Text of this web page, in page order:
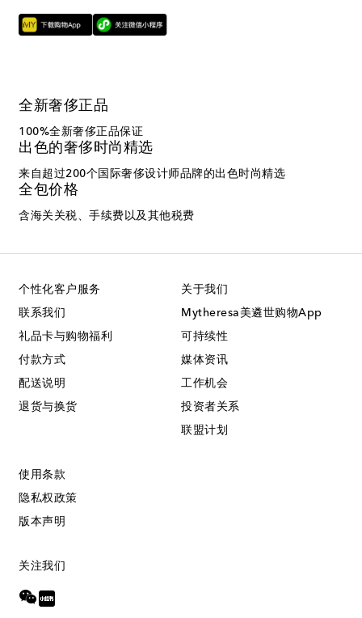
全新奢侈正品
100%全新奢侈正品保证
出色的奢侈时尚精选
来自超过200个国际奢侈设计师品牌的出色时尚精选
全包价格
含海关关税、手续费以及其他税费
个性化客户服务
联系我们
礼品卡与购物福利
付款方式
配送说明
退货与换货
关于我们
Mytheresa美遴世购物App
可持续性
媒体资讯
工作机会
投资者关系
联盟计划
使用条款
隐私权政策
版本声明
关注我们